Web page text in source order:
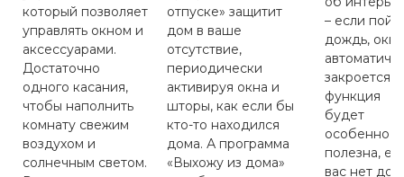
который позволяет
управлять окном и
аксессуарами.
Достаточно
одного касания,
чтобы наполнить
комнату свежим
воздухом и
солнечным светом.
отпуске» защитит
дом в ваше
отсутствие,
периодически
активируя окна и
шторы, как если бы
кто-то находился
дома. А программа
«Выхожу из дома»
– если
дождь, окно
закроется.
функция
будет
особенно
полезна,
вас нет